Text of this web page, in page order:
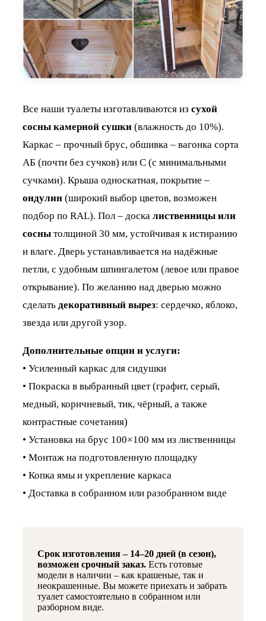
Все наши туалеты изготавливаются из сухой
сосны камерной сушки (влажность до 10%).
Каркас – прочный брус, обшивка – вагонка сорта
АБ (почти без сучков) или С (с минимальными
сучками). Крыша односкатная, покрытие –
ондулин (широкий выбор цветов, возможен
подбор по RAL). Пол – доска лиственницы или
сосны толщиной 30 мм, устойчивая к истиранию
и влаге. Дверь устанавливается на надёжные
петли, с удобным шпингалетом (левое или правое
открывание). По желанию над дверью можно
сделать декоративный вырез: сердечко, яблоко,
звезда или другой узор.
Дополнительные опции и услуги:
• Усиленный каркас для сидушки
• Покраска в выбранный цвет (графит, серый,
медный, коричневый, тик, чёрный, а также
контрастные сочетания)
• Установка на брус 100×100 мм из лиственницы
• Монтаж на подготовленную площадку
• Копка ямы и укрепление каркаса
• Доставка в собранном или разобранном виде
Срок изготовления – 14–20 дней (в сезон),
возможен срочный заказ. Есть готовые
модели в наличии – как крашеные, так и
неокрашенные. Вы можете приехать и забрать
туалет самостоятельно в собранном или
разборном виде.